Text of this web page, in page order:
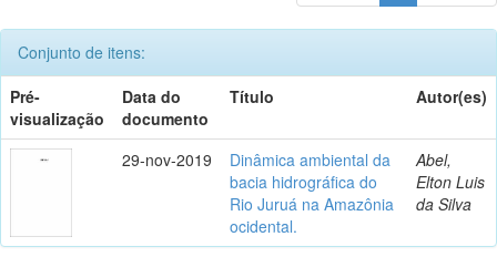
Conjunto de itens:
Pré-
visualização
Data do
documento
Título Autor(es)
29-nov-2019
Dinâmica ambiental da
bacia hidrográfica do
Rio Juruá na Amazônia
ocidental.
Abel,
Elton Luis
da Silva